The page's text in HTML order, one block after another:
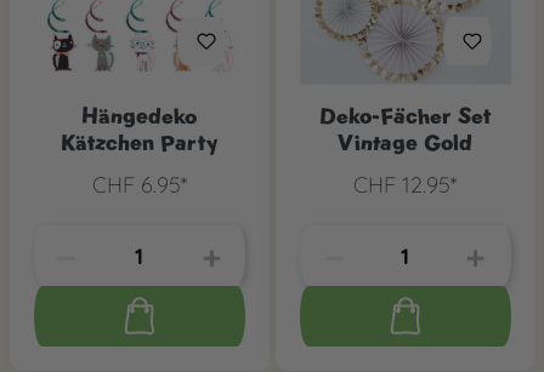
Hängedeko
Kätzchen Party
CHF 6.95*
Deko-Fächer Set
Vintage Gold
CHF 12.95*